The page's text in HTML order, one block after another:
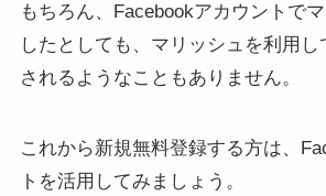
もちろん、Facebookアカウントで
したとしても、マリッシュを利用
されるようなこともありません。
これから新規無料登録する方は、
トを活用してみましょう。